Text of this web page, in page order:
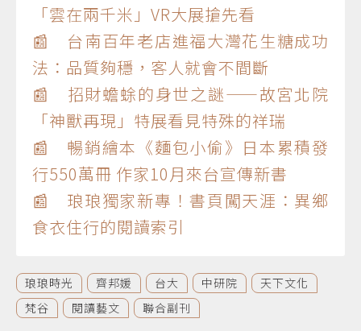
「雲在兩千米」VR大展搶先看
📰 台南百年老店進福大灣花生糖成功
法：品質夠穩，客人就會不間斷
📰 招財蟾蜍的身世之謎——故宮北院
「神獸再現」特展看見特殊的祥瑞
📰 暢銷繪本《麵包小偷》日本累積發
行550萬冊 作家10月來台宣傳新書
📰 琅琅獨家新專！書頁闖天涯：異鄉
食衣住行的閱讀索引
琅琅時光 齊邦媛 台大 中研院
天下文化
梵谷
閱讀藝文 聯合副刊